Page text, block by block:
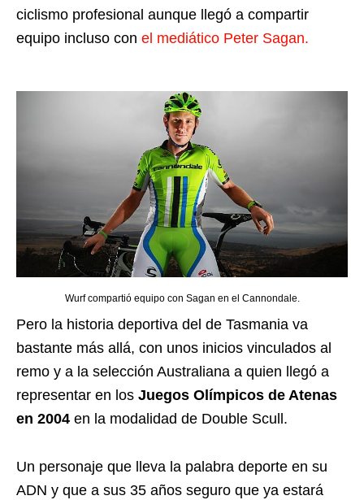
ciclismo profesional aunque llegó a compartir
equipo incluso con el mediático Peter Sagan.
Wurf compartió equipo con Sagan en el Cannondale.
Pero la historia deportiva del de Tasmania va
bastante más allá, con unos inicios vinculados al
remo y a la selección Australiana a quien llegó a
representar en los Juegos Olímpicos de Atenas
en 2004 en la modalidad de Double Scull.
Un personaje que lleva la palabra deporte en su
ADN y que a sus 35 años seguro que ya estará